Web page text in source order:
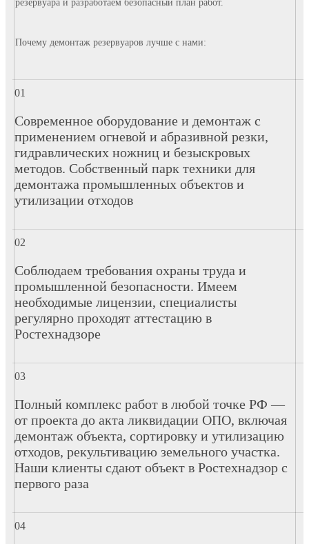
резервуара и разработаем безопасный план работ.
Почему демонтаж резервуаров лучше с нами:
Современное оборудование и демонтаж с
применением огневой и абразивной резки,
гидравлических ножниц и безыскровых
методов. Собственный парк техники для
демонтажа промышленных объектов и
утилизации отходов
Соблюдаем требования охраны труда и
промышленной безопасности. Имеем
необходимые лицензии, специалисты
регулярно проходят аттестацию в
Ростехнадзоре
Полный комплекс работ в любой точке РФ —
от проекта до акта ликвидации ОПО, включая
демонтаж объекта, сортировку и утилизацию
отходов, рекультивацию земельного участка.
Наши клиенты сдают объект в Ростехнадзор с
первого раза